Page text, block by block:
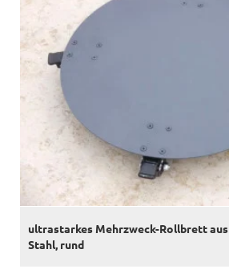
ultrastarkes Mehrzweck-Rollbrett aus
Stahl, rund